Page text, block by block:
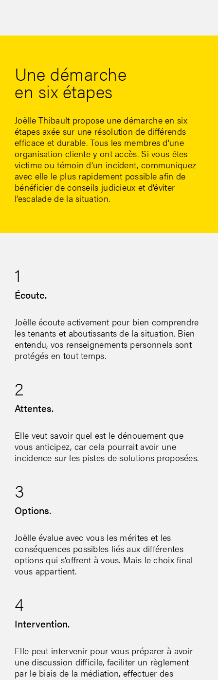
Une démarche
en six étapes
Joëlle Thibault propose une démarche en six
étapes axée sur une résolution de différends
efficace et durable. Tous les membres d’une
organisation cliente y ont accès. Si vous êtes
victime ou témoin d’un incident, communiquez
avec elle le plus rapidement possible afin de
bénéficier de conseils judicieux et d’éviter
l’escalade de la situation.
1
Écoute.
Joëlle écoute activement pour bien comprendre
les tenants et aboutissants de la situation. Bien
entendu, vos renseignements personnels sont
protégés en tout temps.
2
Attentes.
Elle veut savoir quel est le dénouement que
vous anticipez, car cela pourrait avoir une
incidence sur les pistes de solutions proposées.
3
Options.
Joëlle évalue avec vous les mérites et les
conséquences possibles liés aux différentes
options qui s’offrent à vous. Mais le choix final
vous appartient.
4
Intervention.
Elle peut intervenir pour vous préparer à avoir
une discussion difficile, faciliter un règlement
par le biais de la médiation, effectuer des